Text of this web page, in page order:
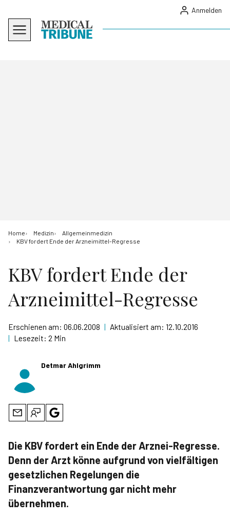
Anmelden
Home Medizin
Allgemeinmedizin
KBV fordert Ende der Arzneimittel-Regresse
KBV fordert Ende der
Arzneimittel-Regresse
Erschienen am: 06.06.2008 | Aktualisiert am: 12.10.2016
| Lesezeit: 2 Min
Detmar Ahlgrimm
Die KBV fordert ein Ende der Arznei-Regresse.
Denn der Arzt könne aufgrund von vielfältigen
gesetzlichen Regelungen die
Finanzverantwortung gar nicht mehr
übernehmen.